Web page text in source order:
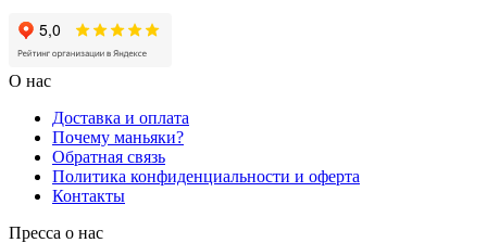
О нас
Доставка и оплата
Почему маньяки?
Обратная связь
Политика конфиденциальности и оферта
Контакты
Пресса о нас